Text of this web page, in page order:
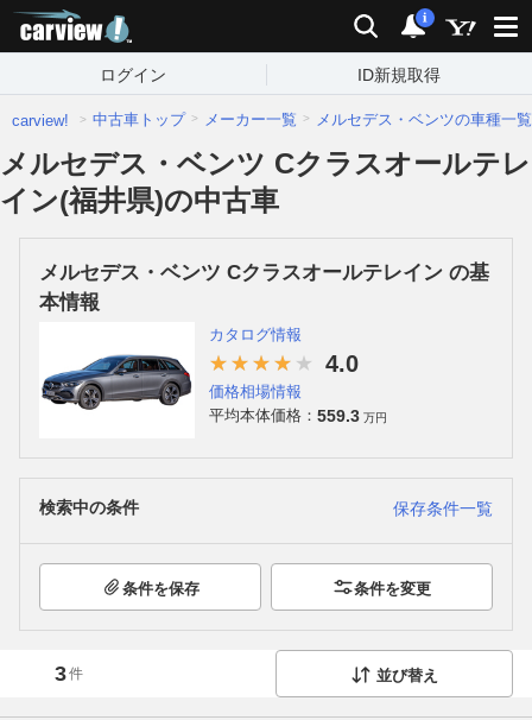
検索 通知
i
ログイン ID新規取得
carview! 中古車トップ メーカー一覧 メルセデス・ベンツの車種一覧
メルセデス・ベンツ Cクラスオールテレ
イン(福井県)の中古車
メルセデス・ベンツ Cクラスオールテレイン の基
本情報
カタログ情報
4.0
価格相場情報
平均本体価格： 559.3 万円
検索中の条件 保存条件一覧
条件を保存 条件を変更
3件 並び替え